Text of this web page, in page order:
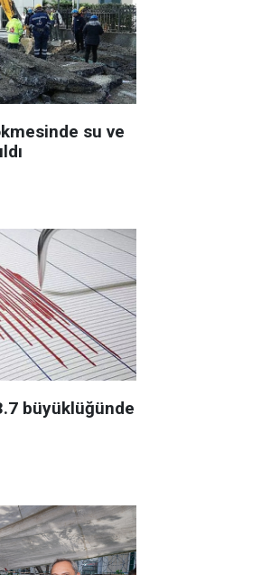
su ve
büyüklüğünde